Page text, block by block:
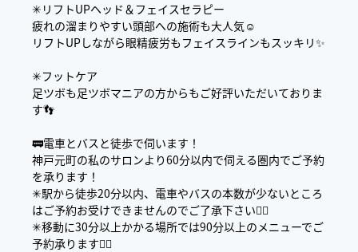
✳︎リフトUPヘッド＆フェイスセラピー
疲れの溜まりやすい頭部への施術も大人気☺️
リフトUPしながら眼精疲労もフェイスラインもスッキリ✨
✳︎フットケア
足ツボも足ツボマニアの方からもご好評いただいておりま
す👣
🚃電車とバスと徒歩で伺います！
神戸元町の私のサロンより60分以内で伺える圏内でご予約
を承ります！
✳︎駅から徒歩20分以内、電車やバスの本数が少ないところ
はご予約お受けできませんのでご了承下さい🙇‍♀️
✳︎移動に30分以上かかる場所では90分以上のメニューでご
予約承ります🙇‍♀️